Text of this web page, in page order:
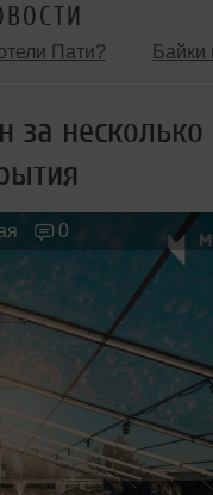
Пати? Байки
Вечеринок и
Женщина
за
0